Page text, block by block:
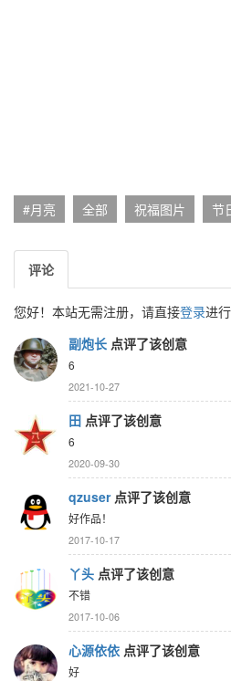
#月亮 全部 祝福图片 节
评论
您好！本站无需注册，请直接登录进
副炮长 点评了该创意
6
2021-10-27
田 点评了该创意
6
2020-09-30
qzuser点评了该创意
好作品！
2017-10-17
丫头 点评了该创意
不错
2017-10-06
心源依依 点评了该创意
好